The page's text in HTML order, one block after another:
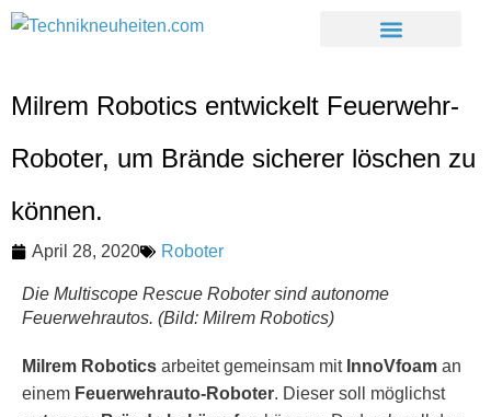
Milrem Robotics entwickelt Feuerwehr-
Roboter, um Brände sicherer löschen zu
können.
April 28, 2020 Roboter
Die Multiscope Rescue Roboter sind autonome
Feuerwehrautos. (Bild: Milrem Robotics)
Milrem Robotics arbeitet gemeinsam mit InnoVfoam an
einem Feuerwehrauto-Roboter. Dieser soll möglichst